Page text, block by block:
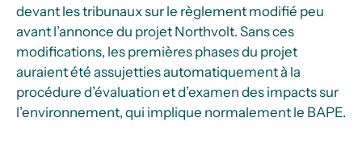
devant les tribunaux sur le règlement modifié peu
avant l’annonce du projet Northvolt. Sans ces
modifications, les premières phases du projet
auraient été assujetties automatiquement à la
procédure d’évaluation et d’examen des impacts sur
l’environnement, qui implique normalement le BAPE.